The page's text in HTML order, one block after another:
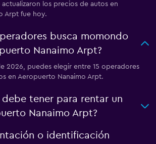
actualizaron los precios de autos en
Arpt fue hoy.
busca momondo
Nanaimo Arpt?
2026, puedes elegir entre 15 operadores
en Aeropuerto Nanaimo Arpt.
debe tener para rentar un
Nanaimo Arpt?
o identificación